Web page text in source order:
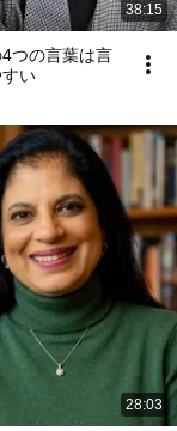
38:15
つの言葉は言
い
28:03